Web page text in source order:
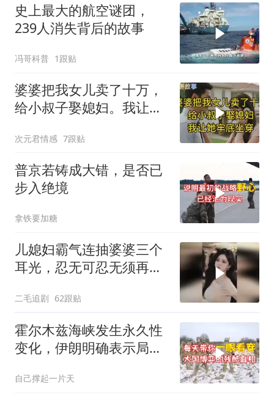
史上最大的航空谜团，
239人消失背后的故事
冯哥科普 1跟贴
婆婆把我女儿卖了十万，
给小叔子娶媳妇。我让她
次元君情感 7跟贴
普京若铸成大错，是否已
步入绝境
拿铁要加糖
儿媳妇霸气连抽婆婆三个
耳光，忍无可忍无须再
二毛追剧 62跟贴
霍尔木兹海峡发生永久性
变化，伊朗明确表示局势
自己撑起一片天